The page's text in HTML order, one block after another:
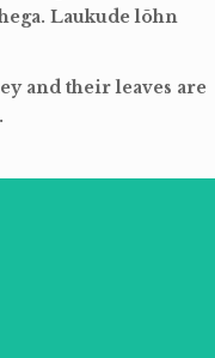
Laukude lõhn
and their leaves are